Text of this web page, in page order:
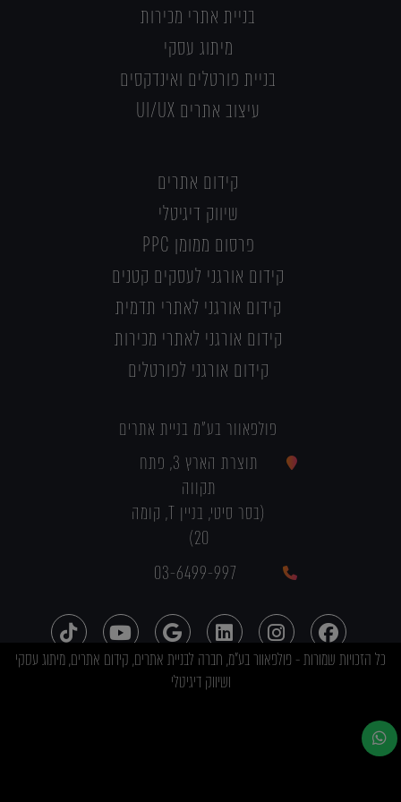
בניית אתרי מכירות
מיתוג עסקי
בניית פורטלים ואינדקסים
עיצוב אתרים UI/UX
קידום אתרים
שיווק דיגיטלי
פרסום ממומן PPC
קידום אורגני לעסקים קטנים
קידום אורגני לאתרי תדמית
קידום אורגני לאתרי מכירות
קידום אורגני לפורטלים
פולפאוור בע"מ בניית אתרים
תוצרת הארץ 3, פתח
תקווה
(בסר סיטי, בניין T, קומה
20)
03-6499-997
כל הזכויות שמורות - פולפאוור בע"מ, חברה לבניית אתרים, קידום אתרים, מיתוג עסקי
ושיווק דיגיטלי